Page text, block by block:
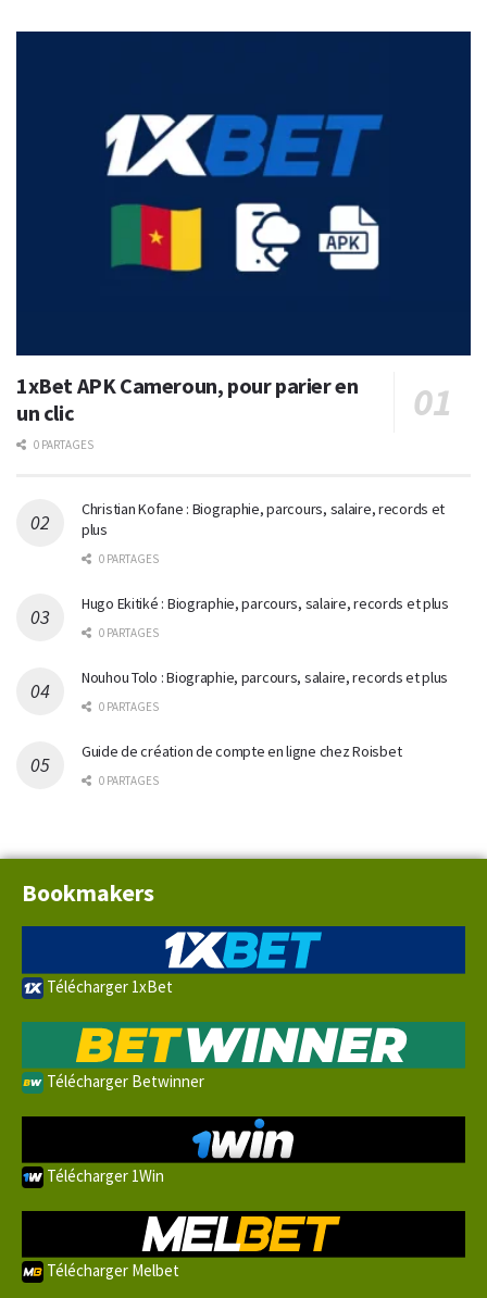
1xBet APK Cameroun, pour parier en
un clic
0 PARTAGES
Christian Kofane : Biographie, parcours, salaire, records et
plus
0 PARTAGES
Hugo Ekitiké : Biographie, parcours, salaire, records et plus
0 PARTAGES
Nouhou Tolo : Biographie, parcours, salaire, records et plus
0 PARTAGES
Guide de création de compte en ligne chez Roisbet
0 PARTAGES
Bookmakers
Télécharger 1xBet
Télécharger Betwinner
Télécharger 1Win
Télécharger Melbet